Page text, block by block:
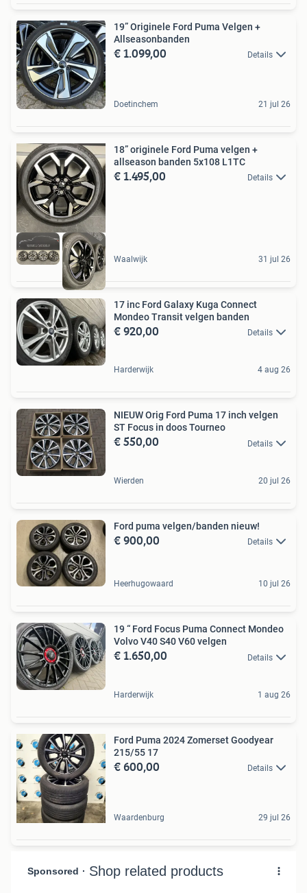
19” Originele Ford Puma Velgen +
Allseasonbanden
€ 1.099,00 Details
Doetinchem 21 jul 26
18” originele Ford Puma velgen +
allseason banden 5x108 L1TC
€ 1.495,00 Details
Waalwijk 31 jul 26
17 inc Ford Galaxy Kuga Connect
Mondeo Transit velgen banden
€ 920,00 Details
Harderwijk 4 aug 26
NIEUW Orig Ford Puma 17 inch velgen
ST Focus in doos Tourneo
€ 550,00 Details
Wierden 20 jul 26
Ford puma velgen/banden nieuw!
€ 900,00 Details
Heerhugowaard 10 jul 26
19 “ Ford Focus Puma Connect Mondeo
Volvo V40 S40 V60 velgen
€ 1.650,00 Details
Harderwijk 1 aug 26
Ford Puma 2024 Zomerset Goodyear
215/55 17
€ 600,00 Details
Waardenburg 29 jul 26